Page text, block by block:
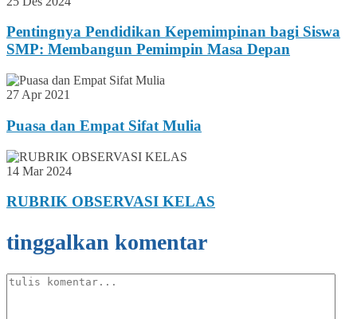
Pentingnya Pendidikan Kepemimpinan bagi Siswa
SMP: Membangun Pemimpin Masa Depan
27 Apr 2021
Puasa dan Empat Sifat Mulia
14 Mar 2024
RUBRIK OBSERVASI KELAS
tinggalkan komentar